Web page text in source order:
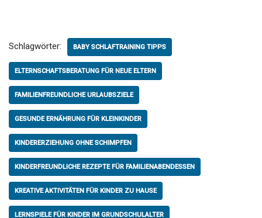
Schlagwörter: BABY SCHLAFTRAINING TIPPS
ELTERNSCHAFTSBERATUNG FÜR NEUE ELTERN
FAMILIENFREUNDLICHE URLAUBSZIELE
GESUNDE ERNÄHRUNG FÜR KLEINKINDER
KINDERERZIEHUNG OHNE SCHIMPFEN
KINDERFREUNDLICHE REZEPTE FÜR FAMILIENABENDESSEN
KREATIVE AKTIVITÄTEN FÜR KINDER ZU HAUSE
LERNSPIELE FÜR KINDER IM GRUNDSCHULALTER